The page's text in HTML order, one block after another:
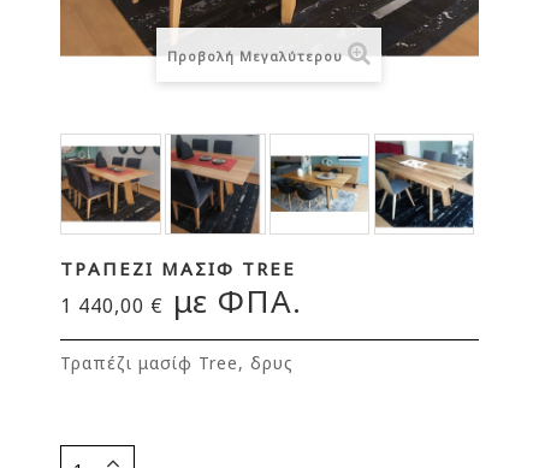
Προβολή Μεγαλύτερου
ΤΡΑΠΈΖΙ ΜΑΣΊΦ TREE
1 440,00 € με ΦΠΑ.
Τραπέζι μασίφ Tree, δρυς